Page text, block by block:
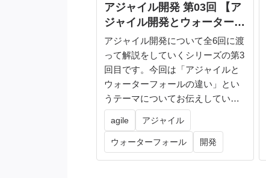
アジャイル開発 第03回 【ア
ジャイル開発とウォーターフ
ォール開発の違い】
アジャイル開発について全6回に渡
って解説をしていくシリーズの第3
回目です。今回は「アジャイルと
ウォーターフォールの違い」とい
うテーマについてお伝えしていき
ます。...
agile アジャイル
ウォーターフォール 開発